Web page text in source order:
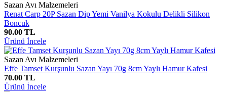
Sazan Avı Malzemeleri
Renat Carp 20P Sazan Dip Yemi Vanilya Kokulu Delikli Silikon
Boncuk
90.00 TL
Ürünü İncele
Sazan Avı Malzemeleri
Effe Tamset Kurşunlu Sazan Yayı 70g 8cm Yaylı Hamur Kafesi
70.00 TL
Ürünü İncele